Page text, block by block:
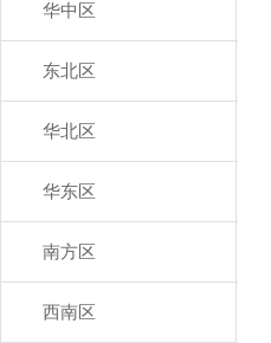
华中区
东北区
华北区
华东区
南方区
西南区